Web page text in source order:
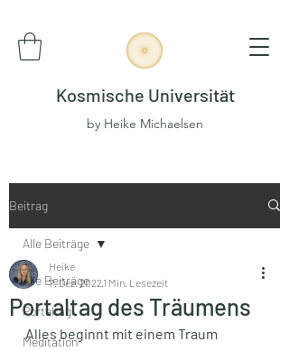
Kosmische Universität
by Heike Michaelsen
Beitrag
Alle Beiträge
Portaltag
Meditation
Alle Beiträge
Portaltag des Träumens
Heike
7. Dez. 20221 Min. Lesezeit
Alles beginnt mit einem Traum